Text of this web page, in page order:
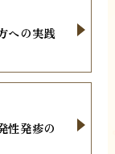
への実践
性発疹の